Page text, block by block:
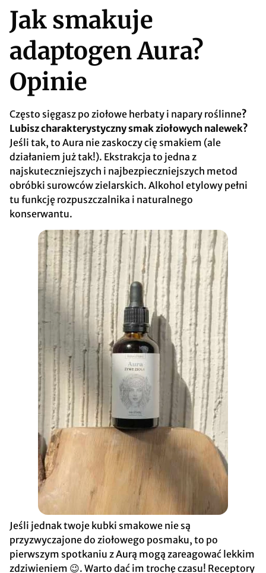
Jak smakuje
adaptogen Aura?
Opinie
Często sięgasz po ziołowe herbaty i napary roślinne?
Lubisz charakterystyczny smak ziołowych nalewek?
Jeśli tak, to Aura nie zaskoczy cię smakiem (ale
działaniem już tak!). Ekstrakcja to jedna z
najskuteczniejszych i najbezpieczniejszych metod
obróbki surowców zielarskich. Alkohol etylowy pełni
tu funkcję rozpuszczalnika i naturalnego
konserwantu.
Jeśli jednak twoje kubki smakowe nie są
przyzwyczajone do ziołowego posmaku, to po
pierwszym spotkaniu z Aurą mogą zareagować lekkim
zdziwieniem 😉. Warto dać im trochę czasu! Receptory